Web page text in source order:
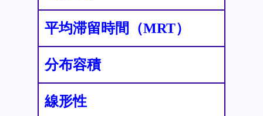
平均滞留時間（MRT）
分布容積
線形性